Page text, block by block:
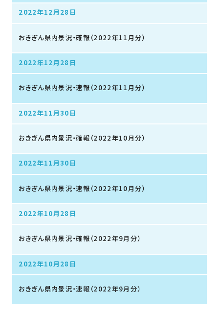
2022年12月28日
おきぎん県内景況・確報（2022年11月分）
2022年12月28日
おきぎん県内景況・速報（2022年11月分）
2022年11月30日
おきぎん県内景況・確報（2022年10月分）
2022年11月30日
おきぎん県内景況・速報（2022年10月分）
2022年10月28日
おきぎん県内景況・確報（2022年9月分）
2022年10月28日
おきぎん県内景況・速報（2022年9月分）